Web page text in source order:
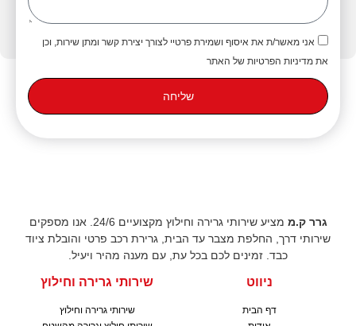
אני מאשר/ת את איסוף ושמירת פרטיי לצורך יצירת קשר ומתן שירות, וכן
את מדיניות הפרטיות של האתר
שליחה
גרר ק.מ
מציע שירותי גרירה וחילוץ מקצועיים 24/6. אנו מספקים
שירותי דרך, החלפת מצבר עד הבית, גרירת רכב פרטי והובלת ציוד
כבד. זמינים לכם בכל עת, עם מענה מהיר ויעיל.
ניווט
דף הבית
שירותי גרירה וחילוץ
שירותי גרירה וחילוץ